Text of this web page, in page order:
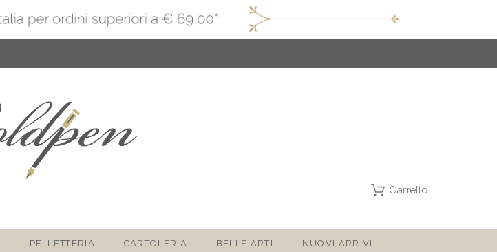
Carrello
PELLETTERIA CARTOLERIA BELLE ARTI NUOVI ARRIVI